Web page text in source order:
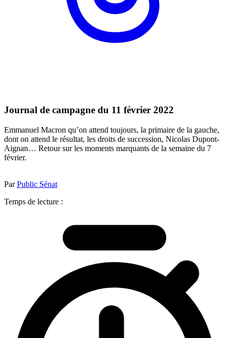
Journal de campagne du 11 février 2022
Emmanuel Macron qu’on attend toujours, la primaire de la gauche,
dont on attend le résultat, les droits de succession, Nicolas Dupont-
Aignan… Retour sur les moments marquants de la semaine du 7
février.
ParPublic Sénat
Temps de lecture :